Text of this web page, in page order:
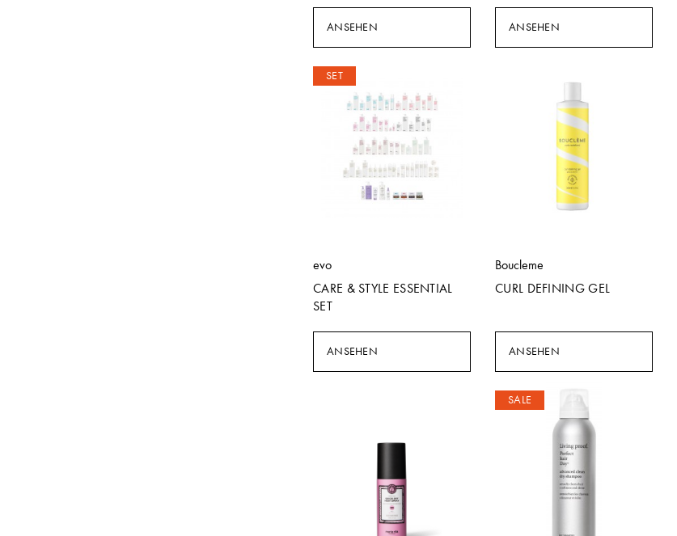
ANSEHEN ANSEHEN
SET
evo
CARE & STYLE ESSENTIAL
SET
ANSEHEN
Boucleme
CURL DEFINING GEL
ANSEHEN
SALE